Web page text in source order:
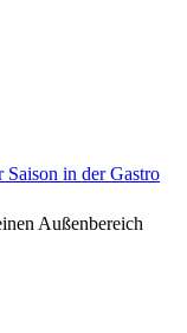
Saison in der Gastro
Außenbereich